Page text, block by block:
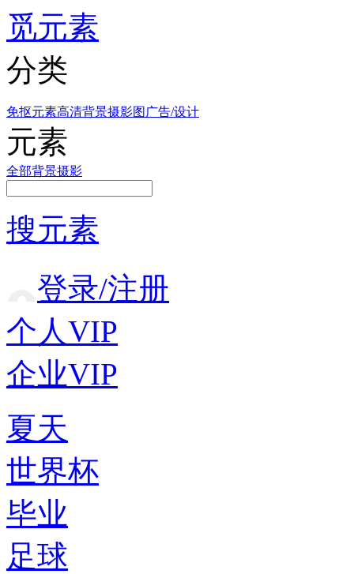
觅元素
分类
免抠元素高清背景摄影图 广告/设计
元素
全部背景摄影
搜元素
登录/注册
个人VIP
企业VIP
夏天
世界杯
毕业
足球